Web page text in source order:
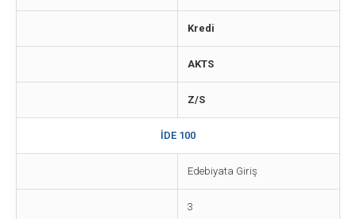
Kredi
AKTS
Z/S
İDE 100
Edebiyata Giriş
3